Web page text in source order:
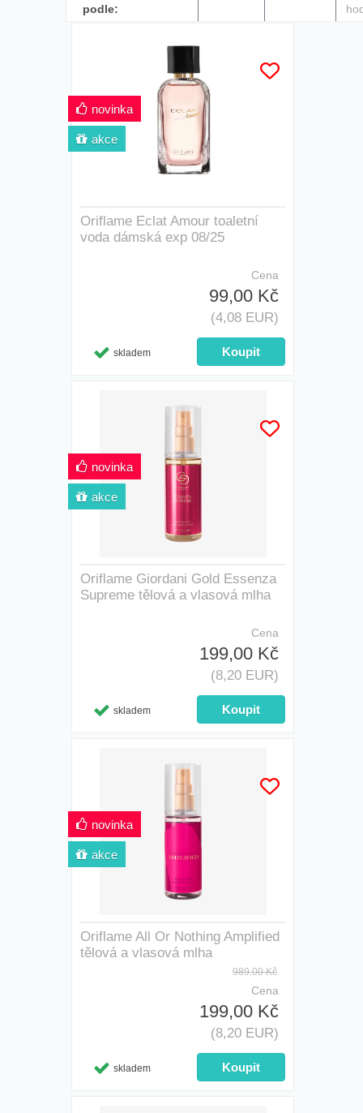
podle:
Oriflame Eclat Amour toaletní
voda dámská exp 08/25
Cena
99,00 Kč
(4,08 EUR)
skladem
novinka
akce
Oriflame Giordani Gold Essenza
Supreme tělová a vlasová mlha
Cena
199,00 Kč
(8,20 EUR)
skladem
novinka
akce
Oriflame All Or Nothing Amplified
tělová a vlasová mlha
989,00 Kč
Cena
199,00 Kč
(8,20 EUR)
skladem
novinka
akce